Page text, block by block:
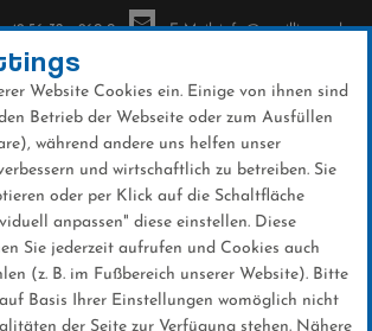
56 32 - 960-0 E-Mail: info@sc-willingen.de
Website Cookies ein. Einige von ihnen sind
Betrieb der Webseite oder zum Ausfüllen
während andere uns helfen unser
und wirtschaftlich zu betreiben. Sie
oder per Klick auf die Schaltfläche
anpassen" diese einstellen. Diese
Sie jederzeit aufrufen und Cookies auch
(z. B. im Fußbereich unserer Website). Bitte
Basis Ihrer Einstellungen womöglich nicht
der Seite zur Verfügung stehen. Nähere